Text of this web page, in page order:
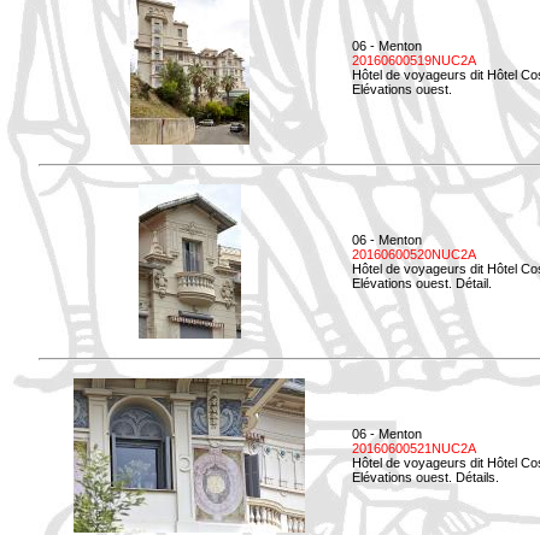
06 - Menton
20160600519NUC2A
Hôtel de voyageurs dit Hôtel
Elévations ouest.
06 - Menton
20160600520NUC2A
Hôtel de voyageurs dit Hôtel
Elévations ouest. Détail.
06 - Menton
20160600521NUC2A
Hôtel de voyageurs dit Hôtel
Elévations ouest. Détails.